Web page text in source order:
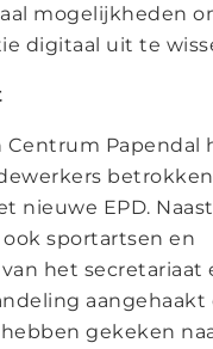
mogelijkheden
digitaal uit te
Centrum Papendal
nieuwe EPD.
sportartsen en
het secretariaat
aangehaakt
gekeken